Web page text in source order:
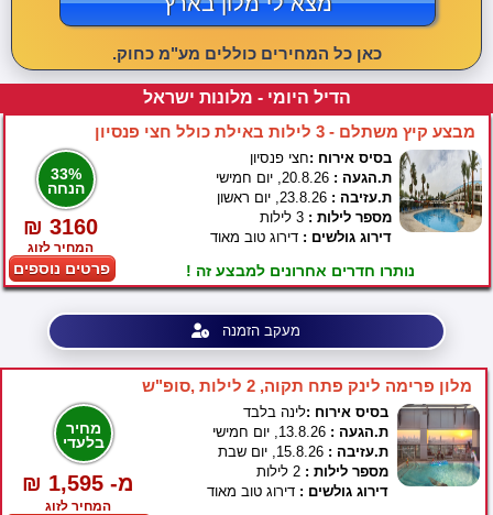
כאן כל המחירים כוללים מע"מ כחוק.
הדיל היומי - מלונות ישראל
מבצע קיץ משתלם - 3 לילות באילת כולל חצי פנסיון
33%
הנחה
₪ 3160
המחיר לזוג
פרטים נוספים
בסיס אירוח :חצי פנסיון
ת.הגעה : 20.8.26, יום חמישי
ת.עזיבה : 23.8.26, יום ראשון
מספר לילות : 3 לילות
דירוג גולשים : דירוג טוב מאוד
נותרו חדרים אחרונים למבצע זה !
מעקב הזמנה
מלון פרימה לינק פתח תקוה, 2 לילות ,סופ"ש
מחיר
בלעדי
₪ 1,595 -מ
המחיר לזוג
בסיס אירוח :לינה בלבד
ת.הגעה :
ת.עזיבה :
מספר לילות :
דירוג גולשים : דירוג טוב מאוד